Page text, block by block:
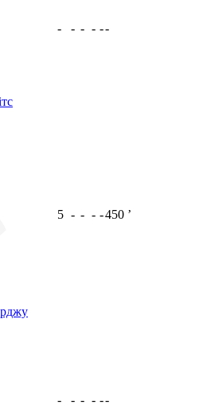
- - - - --
5 - - - -450 ʼ
- - - - --